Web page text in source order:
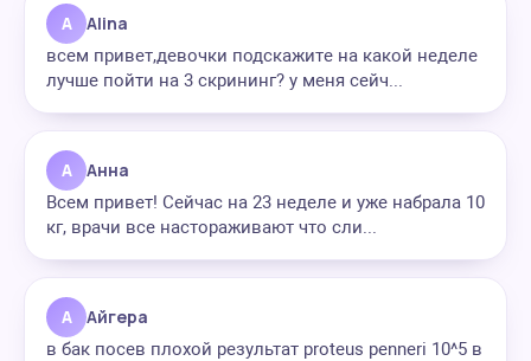
A Alina
всем привет,девочки подскажите на какой неделе
лучше пойти на 3 скрининг? у меня сейч...
А Анна
Всем привет! Сейчас на 23 неделе и уже набрала 10
кг, врачи все настораживают что сли...
А Айгера
в бак посев плохой результат proteus penneri 10^5 в